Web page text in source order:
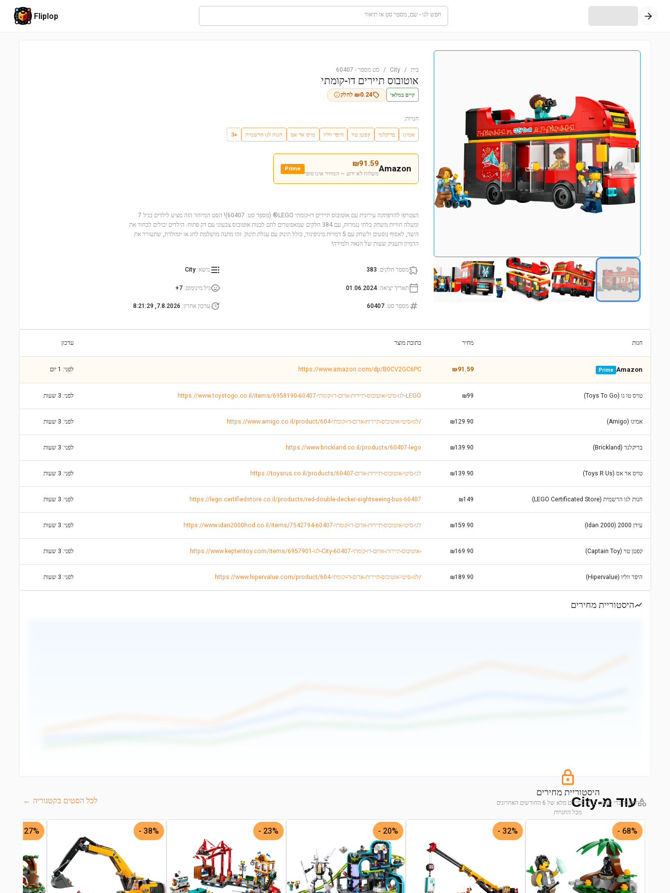
חפש לגו - שם, מספר סט או תיאור Fliplop
בית /
City
/ סט מספר -
60407
אוטובוס תיירים דו-קומתי
קיים במלאי ₪0.24 לחלק
חנויות:
אמיגו בריקלנד קפטן טוי היפר ווליו טויס אר אס חנות לגו הרשמית +3
Amazon
₪91.59
משלוח לא ידוע — המחיר אינו סופי
Prime
הצטרפו להרפתקה עירונית עם אוטובוס תיירים דו-קומתי LEGO® (מספר סט: 60407)! הסט המיוחד הזה מציע לילדים בגיל 7
ומעלה חוויות משחק בלתי נגמרות, עם 384 חלקים שמאפשרים להם לבנות אוטובוס צבעוני עם דק פתוח. הילדים יכולים לבחור את
היעד, לאסוף נוסעים ולשחק עם 5 דמויות מיניפיגור, כולל תינוק עם עגלת תינוק. זהו מתנה מושלמת לחג או יומולדת, שתעורר את
הדמיון ותעניק שעות של הנאה ולמידה!
מספר חלקים:
383 נושא:
City
תאריך יציאה:
01.06.2024 גיל מינימום:
7+
מספר סט:
60407 עדכון אחרון:
7.8.2026, 8:21:29
חנות מחיר כתובת מוצר עדכון
Amazon
Prime
₪91.59
https://www.amazon.com/dp/B0CV2GC6PC לפני: 1 יום
טויס טו גו (Toys To Go) ₪99 https://www.toystogo.co.il/items/6958190-לגו-סיטי-אוטובוס-תיירות-אדום-דו-קומתי-60407-LEGO לפני: 3 שעות
אמיגו (Amigo) ₪129.90 https://www.amigo.co.il/product/לגו-סיטי-אוטובוס-תיירות-אדום-דו-קומתי-604/ לפני: 3 שעות
בריקלנד (Brickland) ₪139.90
https://www.brickland.co.il/products/60407-lego לפני: 3 שעות
טויס אר אס (Toys R Us) ₪139.90 https://toysrus.co.il/products/לגו-סיטי-אוטובוס-תיירות-אדום-60407 לפני: 3 שעות
חנות לגו הרשמית (LEGO Certificated Store) ₪149
https://lego.certifiedstore.co.il/products/red-double-decker-sightseeing-bus-60407 לפני: 3 שעות
עידן 2000 (Idan 2000) ₪159.90 https://www.idan2000hod.co.il/items/7542794-לגו-סיטי-אוטובוס-תיירות-אדום-דו-קומתי-60407 לפני: 3 שעות
קפטן טוי (Captain Toy) ₪169.90 https://www.keptentoy.com/items/6957901-לגו-City-אוטובוס-תיירות-אדום-דו-קומתי-60407- לפני: 3 שעות
היפר ווליו (Hipervalue) ₪189.90 https://www.hipervalue.com/product/לגו-סיטי-אוטובוס-תיירות-אדום-דו-קומתי-604/ לפני: 3 שעות
היסטוריית מחירים
היסטוריית מחירים
התחבר כדי לצפות בגרף מחירים מלא של 6 החודשים האחרונים
מכל החנויות
עוד מ-City לכל הסטים בקטגוריה ←
68% -
32% -
20% -
23% -
38% -
27% -